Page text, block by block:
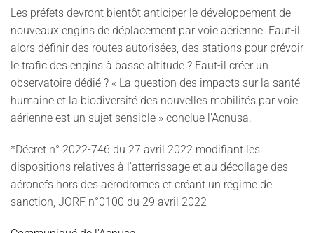
Les préfets devront bientôt anticiper le développement de
nouveaux engins de déplacement par voie aérienne. Faut-il
alors définir des routes autorisées, des stations pour prévoir
le trafic des engins à basse altitude ? Faut-il créer un
observatoire dédié ? « La question des impacts sur la santé
humaine et la biodiversité des nouvelles mobilités par voie
aérienne est un sujet sensible » conclue l’Acnusa.
*Décret n° 2022-746 du 27 avril 2022 modifiant les
dispositions relatives à l'atterrissage et au décollage des
aéronefs hors des aérodromes et créant un régime de
sanction, JORF n°0100 du 29 avril 2022